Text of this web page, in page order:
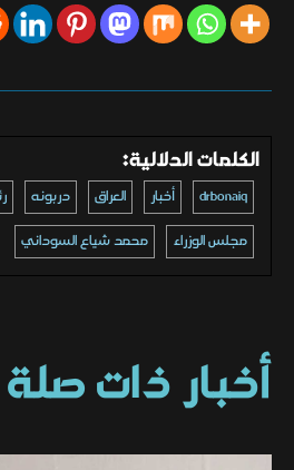
الكلمات الدلالية:
drbonaiq أخبار العراق دربونه
مجلس الوزراء
محمد شياع السوداني
أخبار ذات صلة